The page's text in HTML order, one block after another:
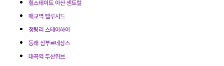
힐스테이트 아산 센트럴
매교역 펠루시드
청량리 스테이하이
동래 삼부르네상스
대곡역 두산위브